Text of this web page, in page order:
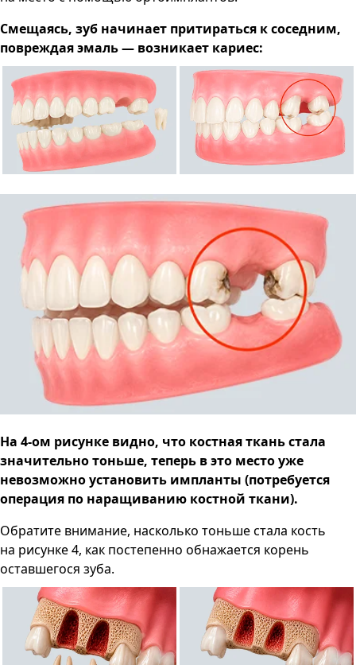
Смещаясь, зуб начинает притираться к соседним,
повреждая эмаль — возникает кариес:
На 4-ом рисунке видно, что костная ткань стала
значительно тоньше, теперь в это место уже
невозможно установить импланты (потребуется
операция по наращиванию костной ткани).
Обратите внимание, насколько тоньше стала кость
на рисунке 4, как постепенно обнажается корень
оставшегося зуба.